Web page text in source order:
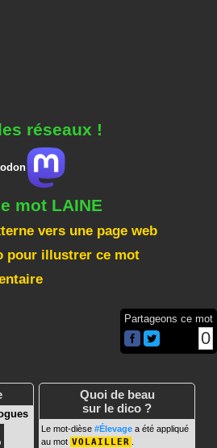
réseaux !
mot LAINE
vers une page web
pour illustrer ce mot
Partageons ce mot
0
Quoi de beau
sur le dico ?
Le mot-dièse #Élevage a été appliqué
au mot VOLAILLER